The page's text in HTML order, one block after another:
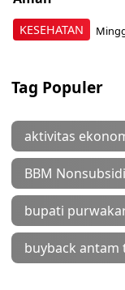
KESEHATAN
Tag Populer
aktivitas
BBM Nonsubsidi
bupati
buyback antam